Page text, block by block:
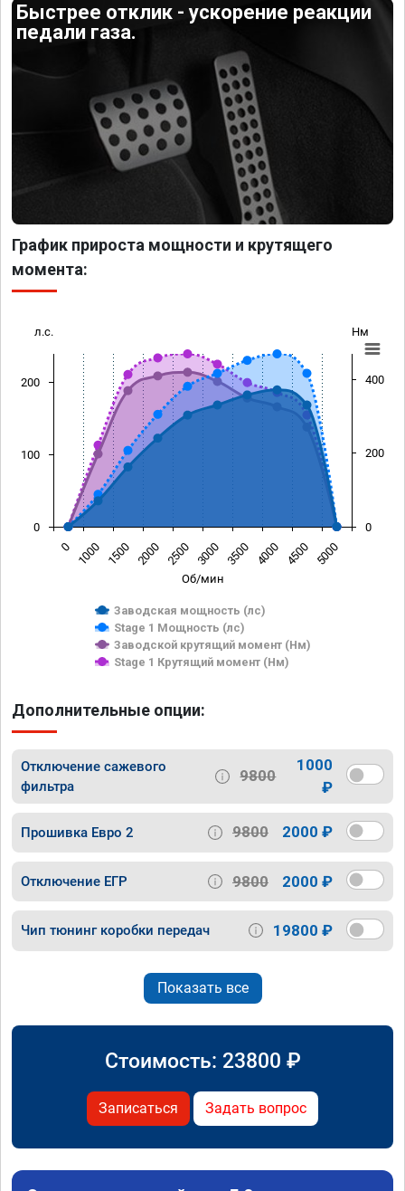
Быстрее отклик - ускорение реакции
педали газа.
График прироста мощности и крутящего
момента:
Об/мин
л.с. Нм
Заводская мощность (лс)
Stage 1 Мощность (лс)
Заводской крутящий момент (Нм)
Stage 1 Крутящий момент (Нм)
0 1000 1500 2000 2500 3000 3500 4000 4500 5000
0
100
200
0
200
400
Дополнительные опции:
Отключение сажевого
фильтра
9800
1000
₽
Прошивка Евро 2 9800 2000 ₽
Отключение ЕГР 9800 2000 ₽
Чип тюнинг коробки передач 19800 ₽
Показать все
Стоимость: 23800 ₽
Записаться Задать вопрос